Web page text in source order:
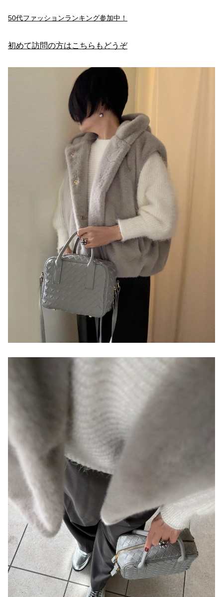
50代ファッションランキング参加中！
初めて訪問の方はこちらもどうぞ